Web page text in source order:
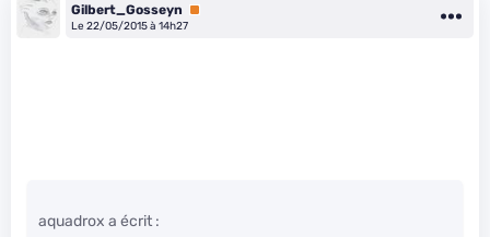
Gilbert_Gosseyn
Premium
Le 22/05/2015 à 14h27
aquadrox a écrit :